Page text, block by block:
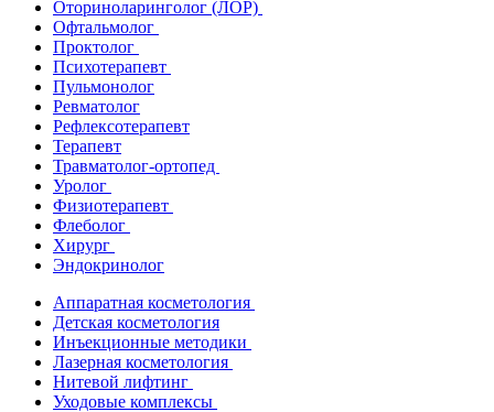
Оториноларинголог (ЛОР)
Офтальмолог
Проктолог
Психотерапевт
Пульмонолог
Ревматолог
Рефлексотерапевт
Терапевт
Травматолог-ортопед
Уролог
Физиотерапевт
Флеболог
Хирург
Эндокринолог
Аппаратная косметология
Детская косметология
Инъекционные методики
Лазерная косметология
Нитевой лифтинг
Уходовые комплексы